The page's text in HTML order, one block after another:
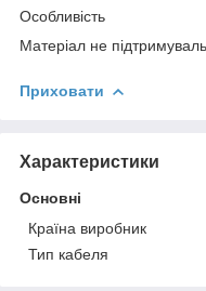
Особливість
Матеріал не
Приховати
Характеристики
Основні
Країна виробник
Тип кабеля